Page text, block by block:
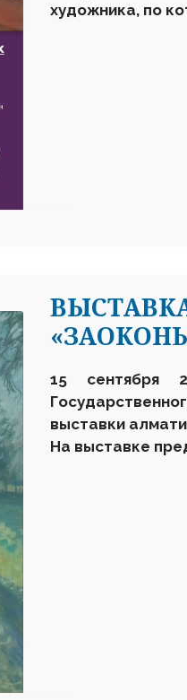
художника, по
15 сентября
выставки
На выставке